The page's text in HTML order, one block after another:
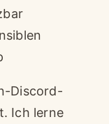
Discord-
Ich lerne